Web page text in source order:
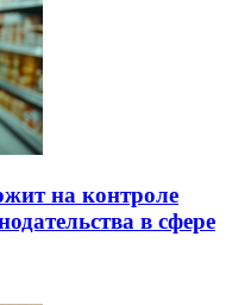
на контроле
в сфере